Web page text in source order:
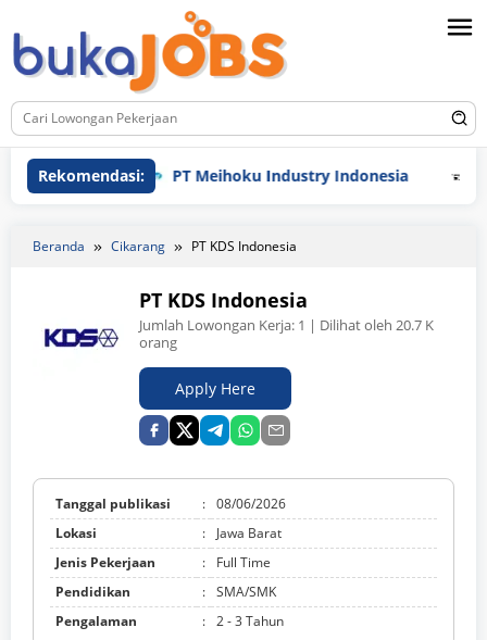
ke
konten
Rekomendasi:PT Meihoku Industry Indonesia PT
Beranda Cikarang PT KDS Indonesia
PT KDS Indonesia
Jumlah Lowongan Kerja: 1 | Dilihat oleh 20.7 K
orang
Apply Here
Tanggal publikasi : 08/06/2026
Lokasi
:
Jawa Barat
Jenis Pekerjaan
:
Full Time
Pendidikan
: SMA/SMK
Pengalaman
: 2 - 3 Tahun